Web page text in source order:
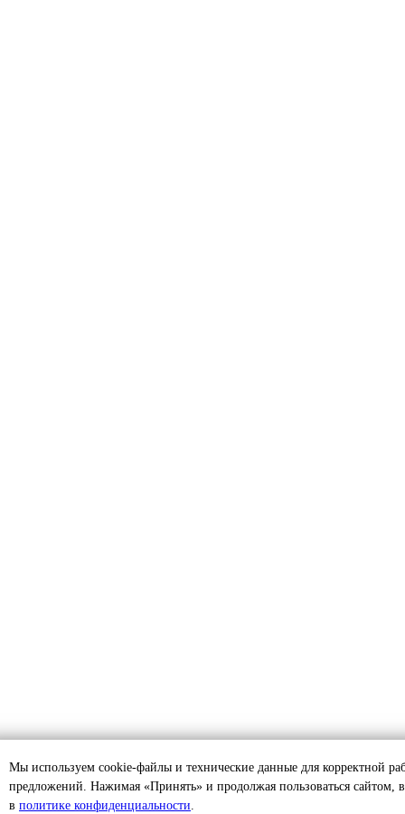
Мы используем cookie-файлы и технические данные для корректной
предложений. Нажимая «Принять» и продолжая пользоваться сайтом,
в политике конфиденциальности.